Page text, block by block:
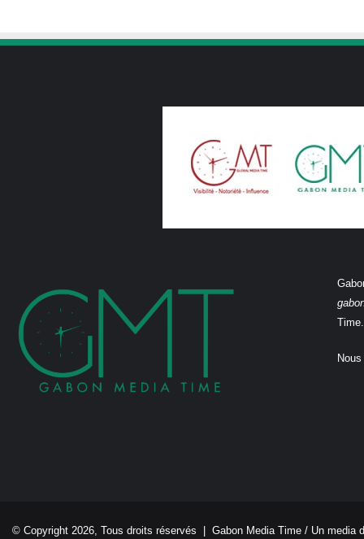
Time.
© Copyright 2026, Tous droits réservés | Gabon Media Time / Un media